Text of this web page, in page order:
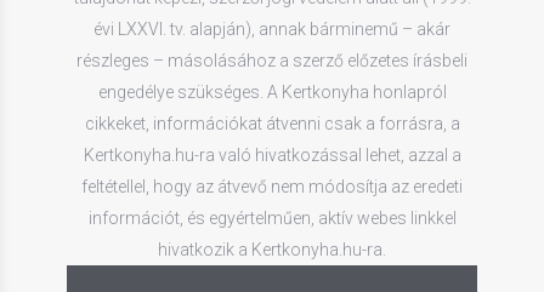
évi LXXVI. tv. alapján), annak bárminemű – akár
részleges – másolásához a szerző előzetes írásbeli
engedélye szükséges. A Kertkonyha honlapról
cikkeket, információkat átvenni csak a forrásra, a
Kertkonyha.hu-ra való hivatkozással lehet, azzal a
feltétellel, hogy az átvevő nem módosítja az eredeti
információt, és egyértelműen, aktív webes linkkel
hivatkozik a Kertkonyha.hu-ra.